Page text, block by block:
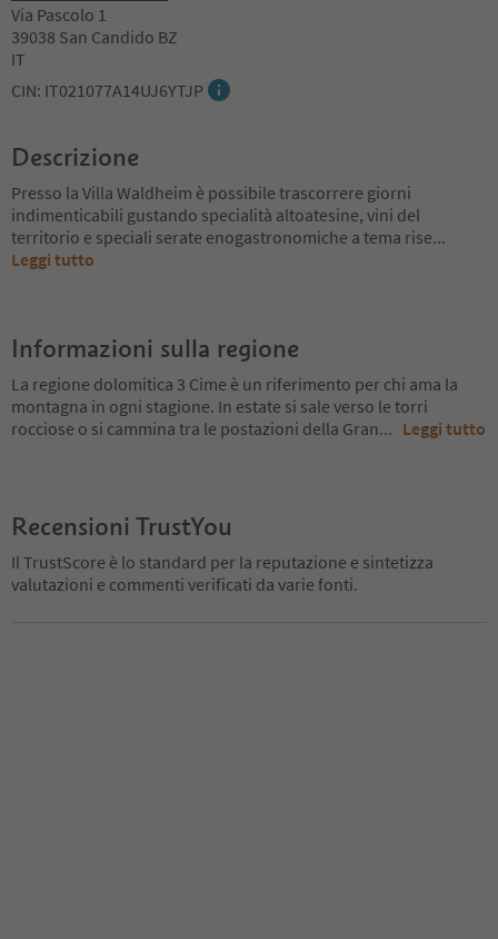
Via Pascolo 1
39038 San Candido BZ
IT
CIN: IT021077A14UJ6YTJP
Descrizione
Presso la Villa Waldheim è possibile trascorrere giorni
indimenticabili gustando specialità altoatesine, vini del
territorio e speciali serate enogastronomiche a tema rise...
Leggi tutto
Informazioni sulla regione
La regione dolomitica 3 Cime è un riferimento per chi ama la
montagna in ogni stagione. In estate si sale verso le torri
rocciose o si cammina tra le postazioni della Gran... Leggi tutto
Recensioni TrustYou
Il TrustScore è lo standard per la reputazione e sintetizza
valutazioni e commenti verificati da varie fonti.